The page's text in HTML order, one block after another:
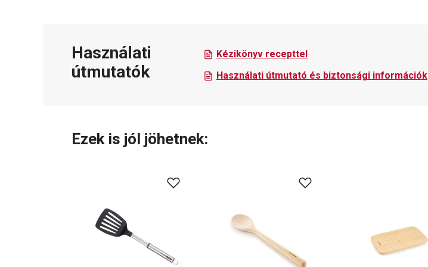
Használati
útmutatók
Kézikönyv recepttel
Használati útmutató és biztonsági információk
Ezek is jól jöhetnek: